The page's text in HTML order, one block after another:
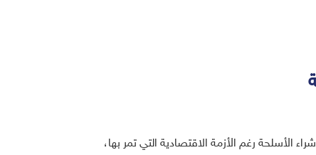
الأسلحة رغم الأزمة الاقتصادية التي تمر بها،